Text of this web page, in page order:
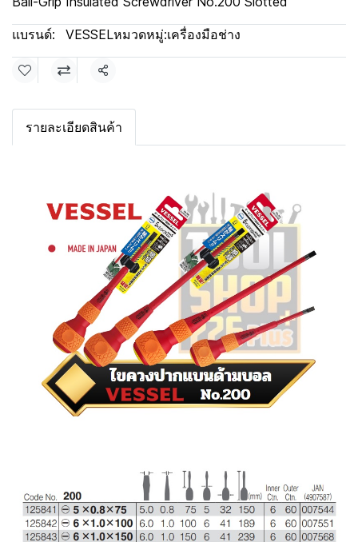
แบรนด์: VESSELหมวดหมู่:เครื่องมือช่าง
แชร์
รายละเอียดสินค้า